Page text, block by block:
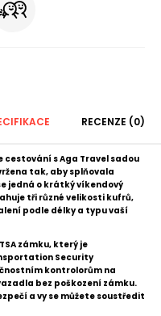
RECENZE (0)
s Aga Travel sadou
tak, aby splňovala
jedná o krátký víkendový
tři různé velikosti kufrů,
podle délky a typu vaší
zámku, který je
Security
kontrolorům na
bez poškození zámku.
a vy se můžete soustředit